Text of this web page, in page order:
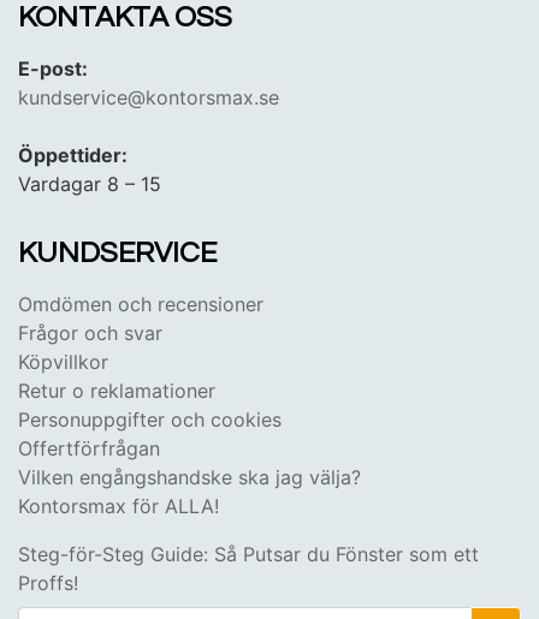
KONTAKTA OSS
E-post:
kundservice@kontorsmax.se
Öppettider:
Vardagar 8 – 15
KUNDSERVICE
Omdömen och recensioner
Frågor och svar
Köpvillkor
Retur o reklamationer
Personuppgifter och cookies
Offertförfrågan
Vilken engångshandske ska jag välja?
Kontorsmax för ALLA!
Steg-för-Steg Guide: Så Putsar du Fönster som ett
Proffs!